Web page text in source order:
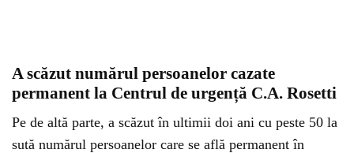
A scăzut numărul persoanelor cazate
permanent la Centrul de urgență C.A. Rosetti
Pe de altă parte, a scăzut în ultimii doi ani cu peste 50 la
sută numărul persoanelor care se află permanent în